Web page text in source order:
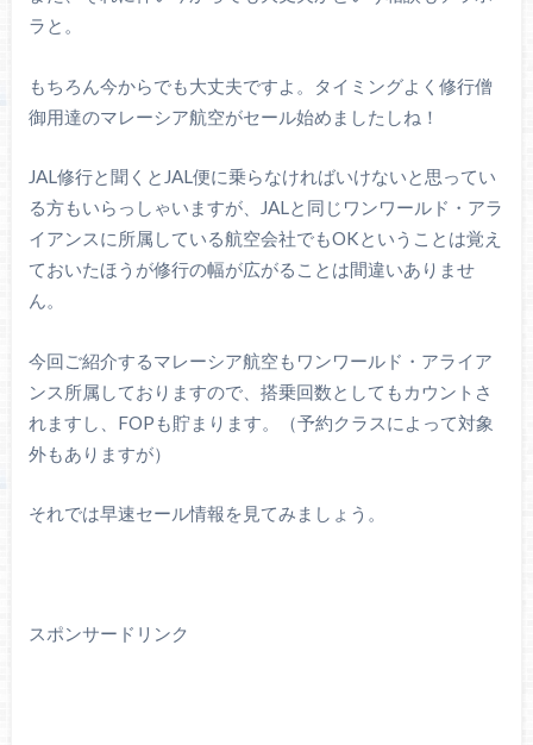
ラと。
もちろん今からでも大丈夫ですよ。タイミングよく修行僧
御用達のマレーシア航空がセール始めましたしね！
JAL修行と聞くとJAL便に乗らなければいけないと思ってい
る方もいらっしゃいますが、JALと同じワンワールド・アラ
イアンスに所属している航空会社でもOKということは覚え
ておいたほうが修行の幅が広がることは間違いありませ
ん。
今回ご紹介するマレーシア航空もワンワールド・アライア
ンス所属しておりますので、搭乗回数としてもカウントさ
れますし、FOPも貯まります。（予約クラスによって対象
外もありますが）
それでは早速セール情報を見てみましょう。
スポンサードリンク